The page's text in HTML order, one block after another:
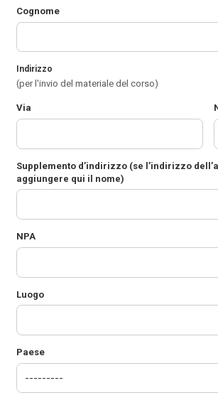
Cognome
Indirizzo
(per l'invio del materiale del corso)
Via
Supplemento d’indirizzo (se l’indirizzo
aggiungere qui il nome)
NPA
Luogo
Paese